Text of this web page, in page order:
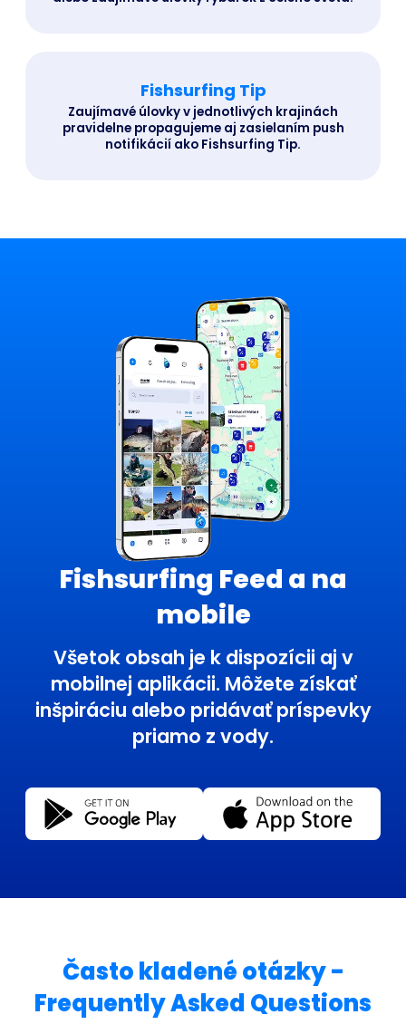
Fishsurfing Tip
Zaujímavé úlovky v jednotlivých krajinách
pravidelne propagujeme aj zasielaním push
notifikácií ako Fishsurfing Tip.
Fishsurfing Feed a na
mobile
Všetok obsah je k dispozícii aj v
mobilnej aplikácii. Môžete získať
inšpiráciu alebo pridávať príspevky
priamo z vody.
Často kladené otázky -
Frequently Asked Questions